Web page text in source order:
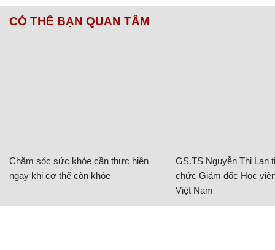
CÓ THỂ BẠN QUAN TÂM
Chăm sóc sức khỏe cần thực hiện
ngay khi cơ thể còn khỏe
GS.TS Nguyễn Thị Lan
chức Giám đốc Học
Việt Nam